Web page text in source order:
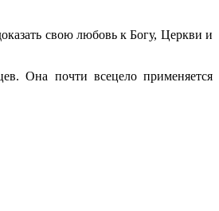
свою любовь к Богу, Церкви и
Она почти всецело применяется